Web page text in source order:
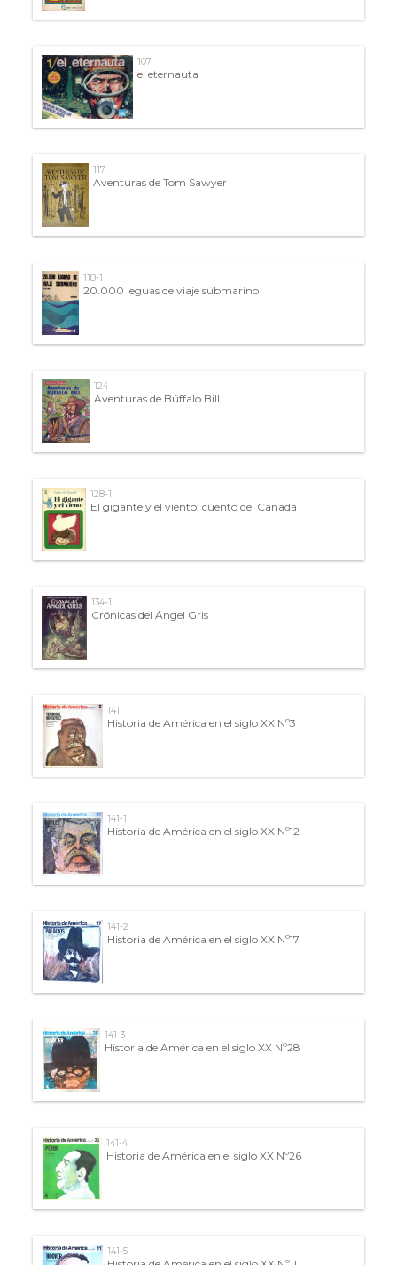
107
el eternauta
117
Aventuras de Tom Sawyer
118-1
20.000 leguas de viaje submarino
124
Aventuras de Búffalo Bill
128-1
El gigante y el viento: cuento del Canadá
134-1
Crónicas del Ángel Gris
141
Historia de América en el siglo XX Nº3
141-1
Historia de América en el siglo XX Nº12
141-2
Historia de América en el siglo XX Nº17
141-3
Historia de América en el siglo XX Nº28
141-4
Historia de América en el siglo XX Nº26
141-5